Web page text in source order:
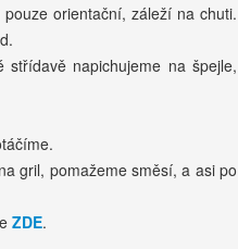
orientační, záleží na chuti.
střídavě napichujeme na špejle,
gril, pomažeme směsí, a asi po
ZDE.